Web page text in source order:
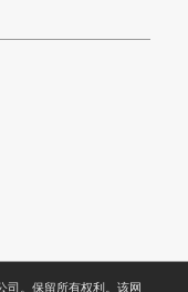
司。保留所有权利。该网